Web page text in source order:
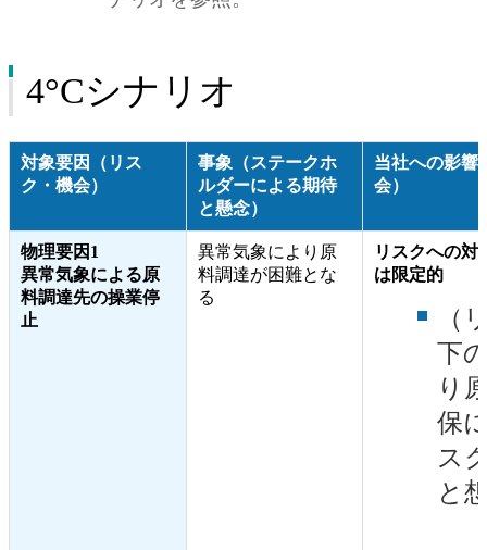
4°Cシナリオ
対象要因（リス
ク・機会）
事象（ステークホ
ルダーによる期待
と懸念）
当社への影響
会）
物理要因1
異常気象による原
料調達先の操業停
止
異常気象により原
料調達が困難とな
る
リスクへの対
は限定的
（
下
り
保
ス
と